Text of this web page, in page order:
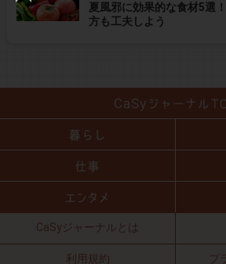
夏風邪に効果的な食材5選
方も工夫しよう
CaSyジャーナルとは
利用規約 プ